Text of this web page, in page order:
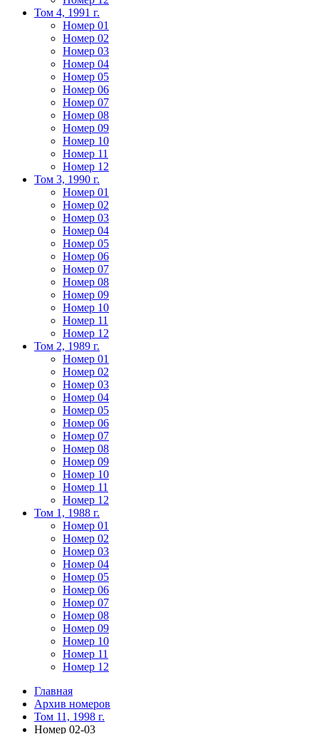
Том 4, 1991 г.
Номер 01
Номер 02
Номер 03
Номер 04
Номер 05
Номер 06
Номер 07
Номер 08
Номер 09
Номер 10
Номер 11
Номер 12
Том 3, 1990 г.
Номер 01
Номер 02
Номер 03
Номер 04
Номер 05
Номер 06
Номер 07
Номер 08
Номер 09
Номер 10
Номер 11
Номер 12
Том 2, 1989 г.
Номер 01
Номер 02
Номер 03
Номер 04
Номер 05
Номер 06
Номер 07
Номер 08
Номер 09
Номер 10
Номер 11
Номер 12
Том 1, 1988 г.
Номер 01
Номер 02
Номер 03
Номер 04
Номер 05
Номер 06
Номер 07
Номер 08
Номер 09
Номер 10
Номер 11
Номер 12
Главная
Архив номеров
Том 11, 1998 г.
Номер 02-03